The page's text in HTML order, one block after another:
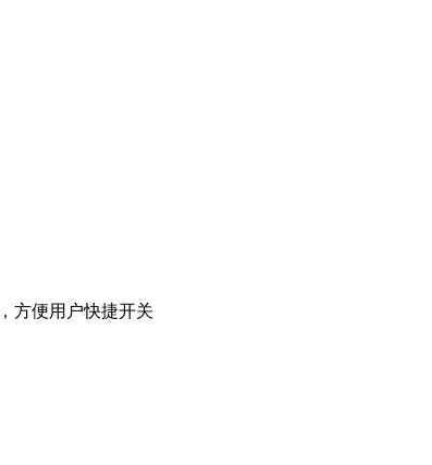
方便用户快捷开关